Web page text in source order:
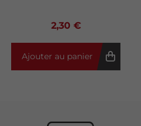
2,30 €
Ajouter au panier